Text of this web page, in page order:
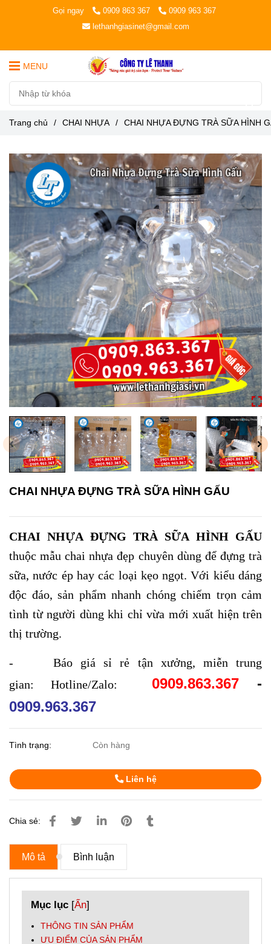
Gọi ngay 0909 863 367
0909 963 367
lethanhgiasinet@gmail.com
MENU
Trang chủ / CHAI NHỰA / CHAI NHỰA ĐỰNG TRÀ SỮA HÌNH
CHAI NHỰA ĐỰNG TRÀ SỮA HÌNH GẤU
CHAI NHỰA ĐỰNG TRÀ SỮA HÌNH GẤU
thuộc mẫu chai nhựa đẹp chuyên dùng để đựng trà
sữa, nước ép hay các loại kẹo ngọt. Với kiểu dáng
độc đáo, sản phẩm nhanh chóng chiếm trọn cảm
tình từ người dùng khi chỉ vừa mới xuất hiện trên
thị trường.
- Báo giá sỉ rẻ tận xưởng, miễn trung
gian: Hotline/Zalo: 0909.863.367-
0909.963.367
Tình trạng: Còn hàng
Liên hệ
Chia sẻ:
Mô tả Bình luận
Mục lục [Ẩn]
THÔNG TIN SẢN PHẨM
ƯU ĐIỂM CỦA SẢN PHẨM